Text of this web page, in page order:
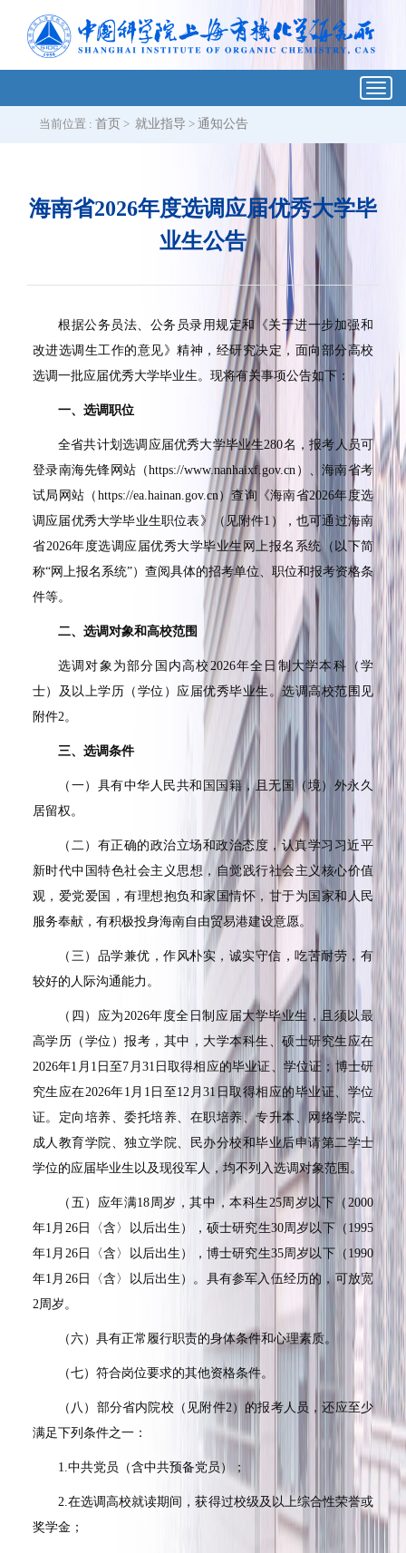
当前位置 : 首页 > 就业指导 > 通知公告
海南省2026年度选调应届优秀大学毕
业生公告
根据公务员法、公务员录用规定和《关于进一步加强和
改进选调生工作的意见》精神，经研究决定，面向部分高校
选调一批应届优秀大学毕业生。现将有关事项公告如下：
一、选调职位
全省共计划选调应届优秀大学毕业生280名，报考人员可
登录南海先锋网站（https://www.nanhaixf.gov.cn）、海南省考
试局网站（https://ea.hainan.gov.cn）查询《海南省2026年度选
调应届优秀大学毕业生职位表》（见附件1），也可通过海南
省2026年度选调应届优秀大学毕业生网上报名系统（以下简
称“网上报名系统”）查阅具体的招考单位、职位和报考资格条
件等。
二、选调对象和高校范围
选调对象为部分国内高校2026年全日制大学本科（学
士）及以上学历（学位）应届优秀毕业生。选调高校范围见
附件2。
三、选调条件
（一）具有中华人民共和国国籍，且无国（境）外永久
居留权。
（二）有正确的政治立场和政治态度，认真学习习近平
新时代中国特色社会主义思想，自觉践行社会主义核心价值
观，爱党爱国，有理想抱负和家国情怀，甘于为国家和人民
服务奉献，有积极投身海南自由贸易港建设意愿。
（三）品学兼优，作风朴实，诚实守信，吃苦耐劳，有
较好的人际沟通能力。
（四）应为2026年度全日制应届大学毕业生，且须以最
高学历（学位）报考，其中，大学本科生、硕士研究生应在
2026年1月1日至7月31日取得相应的毕业证、学位证；博士研
究生应在2026年1月1日至12月31日取得相应的毕业证、学位
证。定向培养、委托培养、在职培养、专升本、网络学院、
成人教育学院、独立学院、民办分校和毕业后申请第二学士
学位的应届毕业生以及现役军人，均不列入选调对象范围。
（五）应年满18周岁，其中，本科生25周岁以下（2000
年1月26日〈含〉以后出生），硕士研究生30周岁以下（1995
年1月26日〈含〉以后出生），博士研究生35周岁以下（1990
年1月26日〈含〉以后出生）。具有参军入伍经历的，可放宽
2周岁。
（六）具有正常履行职责的身体条件和心理素质。
（七）符合岗位要求的其他资格条件。
（八）部分省内院校（见附件2）的报考人员，还应至少
满足下列条件之一：
1.中共党员（含中共预备党员）；
2.在选调高校就读期间，获得过校级及以上综合性荣誉或
奖学金；